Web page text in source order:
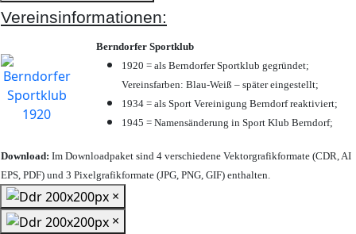
Vereinsinformationen:
Berndorfer Sportklub
1920 = als Berndorfer Sportklub gegründet;
Vereinsfarben: Blau-Weiß – später eingestellt;
1934 = als Sport Vereinigung Berndorf reaktiviert;
1945 = Namensänderung in Sport Klub Berndorf;
Download: Im Downloadpaket sind 4 verschiedene Vektorgrafikformate (CDR, AI
EPS, PDF) und 3 Pixelgrafikformate (JPG, PNG, GIF) enthalten.
×
×